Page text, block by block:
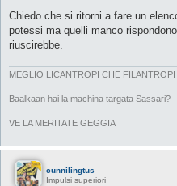
s
a
g
o
Chiedo che si ritorni a fare un
potessi ma quelli manco
riuscirebbe.
MEGLIO LICANTROPI CHE FILANTROPI
Baalkaan hai la machina targata Sassari?
VE LA MERITATE GEGGIA
cunnilingtus
Impulsi superiori